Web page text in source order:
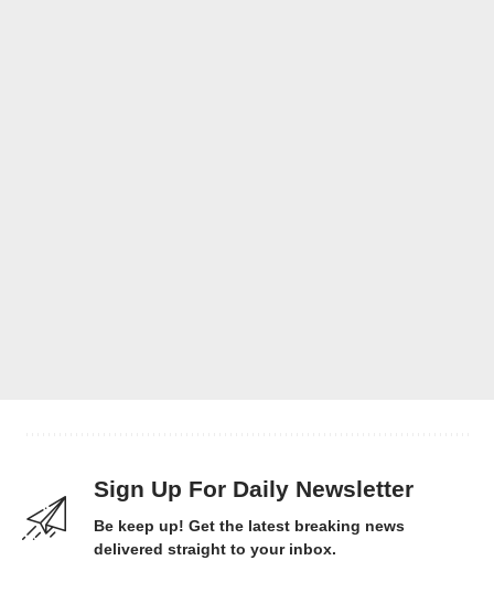
Sign Up For Daily Newsletter
Be keep up! Get the latest breaking news
delivered straight to your inbox.